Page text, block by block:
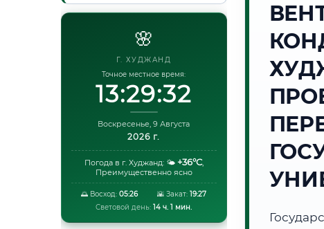
🌸
Г. ХУДЖАНД
Точное местное время:
13:29:33
Воскресенье, 9 Августа
2026 г.
Погода в г. Худжанд: 🌤️ +36°C,
Преимущественно ясно
🌅 Восход: 05:26 🌇 Закат:19:27
Световой день: 14 ч. 1 мин.